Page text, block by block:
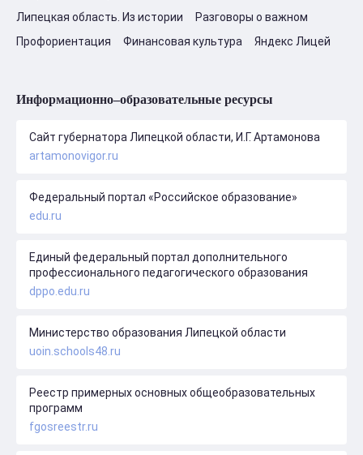
Липецкая область. Из истории
Разговоры о важном
Профориентация
Финансовая культура Яндекс Лицей
Информационно–образовательные ресурсы
Сайт губернатора Липецкой области, И.Г. Артамонова
artamonovigor.ru
Федеральный портал «Российское образование»
edu.ru
Единый федеральный портал дополнительного
профессионального педагогического образования
dppo.edu.ru
Министерство образования Липецкой области
uoin.schools48.ru
Реестр примерных основных общеобразовательных
программ
fgosreestr.ru